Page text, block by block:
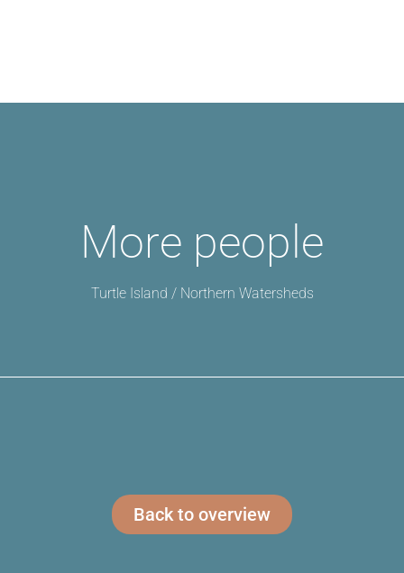
More people
Turtle Island / Northern Watersheds
Back to overview